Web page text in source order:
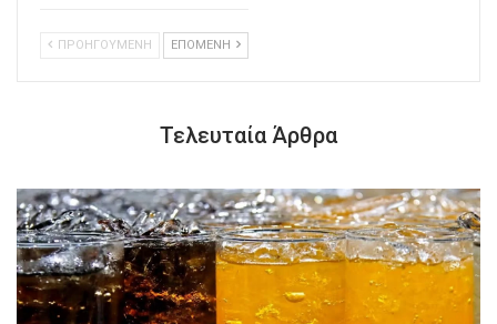
ΠΡΟΗΓΟΥΜΕΝΗ ΕΠΟΜΕΝΗ
Τελευταία Άρθρα